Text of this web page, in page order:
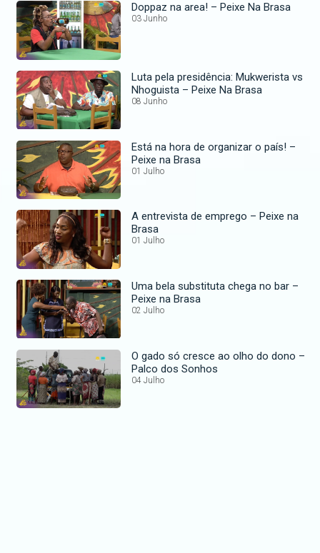
Doppaz na area! – Peixe Na Brasa
03 Junho
Luta pela presidência: Mukwerista vs
Nhoguista – Peixe Na Brasa
08 Junho
Está na hora de organizar o país! –
Peixe na Brasa
01 Julho
A entrevista de emprego – Peixe na
Brasa
01 Julho
Uma bela substituta chega no bar –
Peixe na Brasa
02 Julho
O gado só cresce ao olho do dono –
Palco dos Sonhos
04 Julho